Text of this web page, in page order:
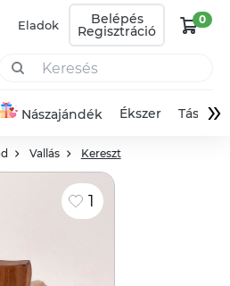
Eladok Belépés
Regisztráció
0
Nászajándék Ékszer Táska»
Vallás Kereszt
1